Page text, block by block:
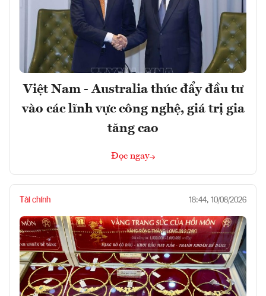
Việt Nam - Australia thúc đẩy đầu tư
vào các lĩnh vực công nghệ, giá trị gia
tăng cao
Đọc ngay
Tài chính 18:44, 10/08/2026